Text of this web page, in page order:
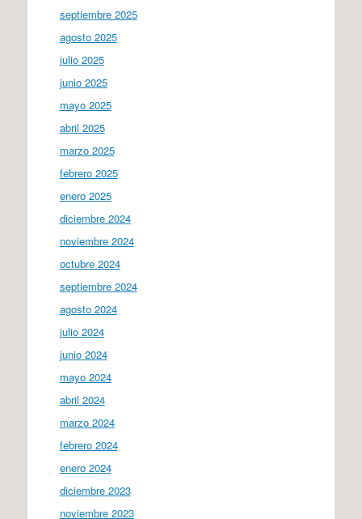
septiembre 2025
agosto 2025
julio 2025
junio 2025
mayo 2025
abril 2025
marzo 2025
febrero 2025
enero 2025
diciembre 2024
noviembre 2024
octubre 2024
septiembre 2024
agosto 2024
julio 2024
junio 2024
mayo 2024
abril 2024
marzo 2024
febrero 2024
enero 2024
diciembre 2023
noviembre 2023